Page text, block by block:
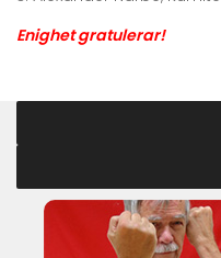
Enighet gratulerar!